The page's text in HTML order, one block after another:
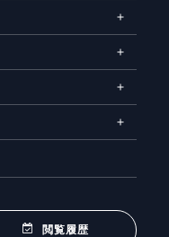
閲覧履歴